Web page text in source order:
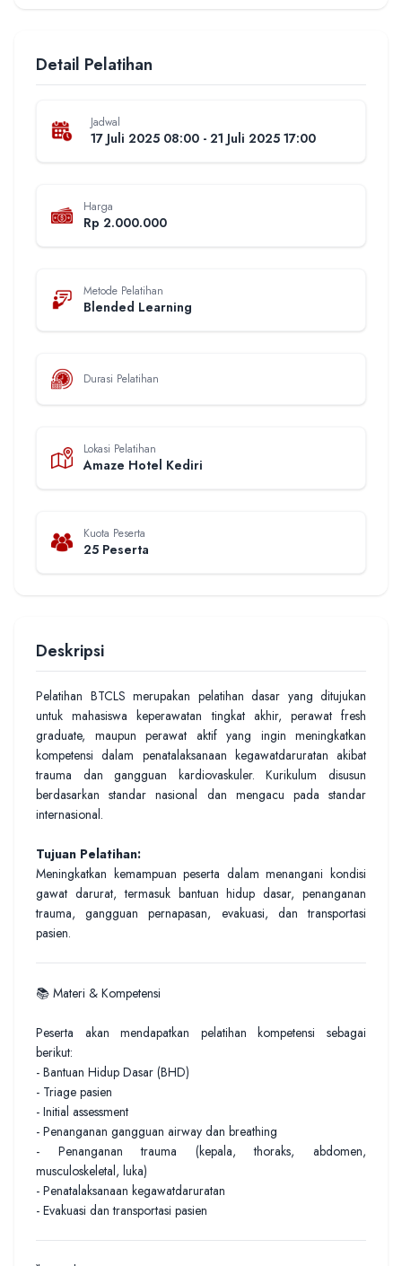
Detail Pelatihan
Jadwal
17 Juli 2025 08:00 - 21 Juli 2025 17:00
Harga
Rp 2.000.000
Metode Pelatihan
Blended Learning
Durasi Pelatihan
Lokasi Pelatihan
Amaze Hotel Kediri
Kuota Peserta
25 Peserta
Deskripsi
Pelatihan BTCLS merupakan pelatihan dasar yang ditujukan
untuk mahasiswa keperawatan tingkat akhir, perawat fresh
graduate, maupun perawat aktif yang ingin meningkatkan
kompetensi dalam penatalaksanaan kegawatdaruratan akibat
trauma dan gangguan kardiovaskuler. Kurikulum disusun
berdasarkan standar nasional dan mengacu pada standar
internasional.
Tujuan Pelatihan:
Meningkatkan kemampuan peserta dalam menangani kondisi
gawat darurat, termasuk bantuan hidup dasar, penanganan
trauma, gangguan pernapasan, evakuasi, dan transportasi
pasien.
📚 Materi & Kompetensi
Peserta akan mendapatkan pelatihan kompetensi sebagai
berikut:
- Bantuan Hidup Dasar (BHD)
- Triage pasien
- Initial assessment
- Penanganan gangguan airway dan breathing
- Penanganan trauma (kepala, thoraks, abdomen,
musculoskeletal, luka)
- Penatalaksanaan kegawatdaruratan
- Evakuasi dan transportasi pasien